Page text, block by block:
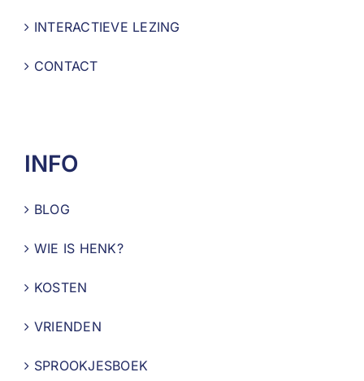
INTERACTIEVE LEZING
CONTACT
INFO
BLOG
WIE IS HENK?
KOSTEN
VRIENDEN
SPROOKJESBOEK